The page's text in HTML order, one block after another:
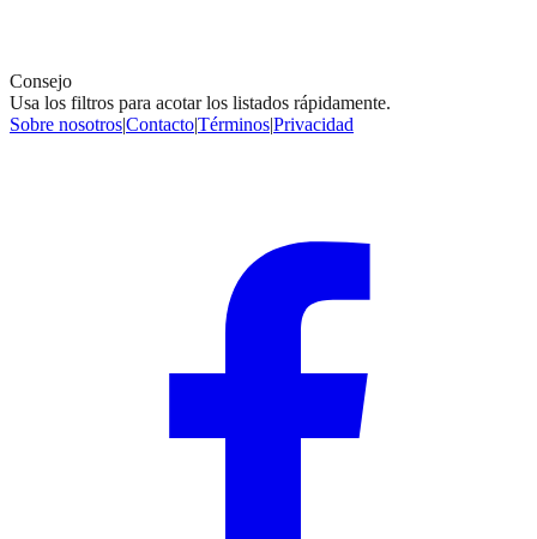
Consejo
Usa los filtros para acotar los listados rápidamente.
Sobre nosotros|Contacto|Términos|Privacidad